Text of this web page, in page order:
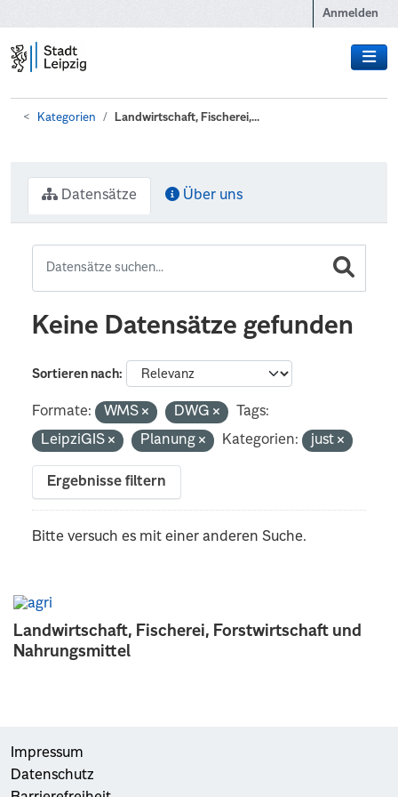
Anmelden
Kategorien Landwirtschaft, Fischerei,...
Landwirtschaft, Fischerei, Forstwirtschaft und
Nahrungsmittel
Datensätze Über uns
Keine Datensätze gefunden
Sortieren nach
Formate: WMS DWG
Tags:
LeipziGIS
Planung Kategorien: just
Ergebnisse filtern
Bitte versuch es mit einer anderen Suche.
Impressum
Datenschutz